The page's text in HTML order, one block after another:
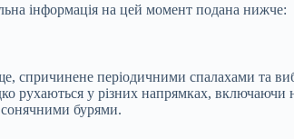
інформація на цей момент подана нижче:
спричинене періодичними спалахами та
рухаються у різних напрямках, включаючи
бурями.